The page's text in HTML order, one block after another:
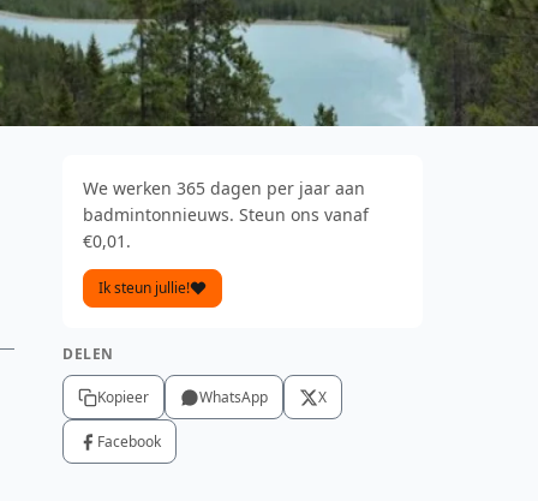
We werken 365 dagen per jaar aan
badmintonnieuws. Steun ons vanaf
€0,01.
Ik steun jullie!
DELEN
Kopieer WhatsApp X
Facebook